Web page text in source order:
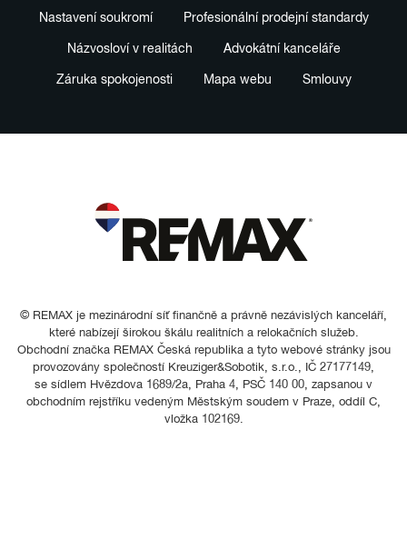
Nastavení soukromí Profesionální prodejní standardy
Názvosloví v realitách Advokátní kanceláře
Záruka spokojenosti Mapa webu Smlouvy
© REMAX je mezinárodní síť finančně a právně nezávislých kanceláří,
které nabízejí širokou škálu realitních a relokačních služeb.
Obchodní značka REMAX Česká republika a tyto webové stránky jsou
provozovány společností Kreuziger&Sobotik, s.r.o., IČ 27177149,
se sídlem Hvězdova 1689/2a, Praha 4, PSČ 140 00, zapsanou v
obchodním rejstříku vedeným Městským soudem v Praze, oddíl C,
vložka 102169.